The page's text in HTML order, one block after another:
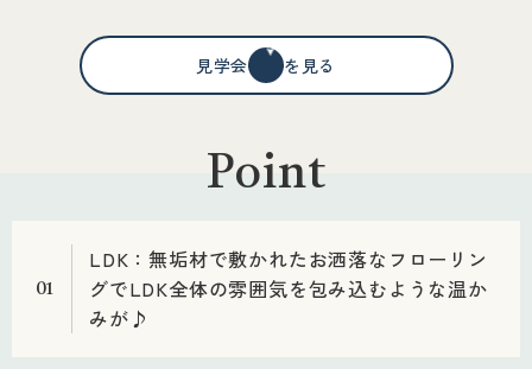
見学会情報を見る
Point
01
LDK：無垢材で敷かれたお洒落なフローリン
グでLDK全体の雰囲気を包み込むような温か
みが♪